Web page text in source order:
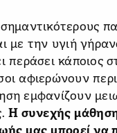
με την υγιή
περάσει κάποιος
αφιερώνουν
εμφανίζουν
Η συνεχής